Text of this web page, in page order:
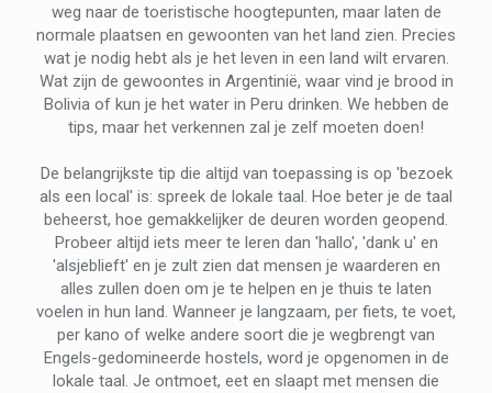
weg naar de toeristische hoogtepunten, maar laten de
normale plaatsen en gewoonten van het land zien. Precies
wat je nodig hebt als je het leven in een land wilt ervaren.
Wat zijn de gewoontes in Argentinië, waar vind je brood in
Bolivia of kun je het water in Peru drinken. We hebben de
tips, maar het verkennen zal je zelf moeten doen!
De belangrijkste tip die altijd van toepassing is op 'bezoek
als een local' is: spreek de lokale taal. Hoe beter je de taal
beheerst, hoe gemakkelijker de deuren worden geopend.
Probeer altijd iets meer te leren dan 'hallo', 'dank u' en
'alsjeblieft' en je zult zien dat mensen je waarderen en
alles zullen doen om je te helpen en je thuis te laten
voelen in hun land. Wanneer je langzaam, per fiets, te voet,
per kano of welke andere soort die je wegbrengt van
Engels-gedomineerde hostels, word je opgenomen in de
lokale taal. Je ontmoet, eet en slaapt met mensen die